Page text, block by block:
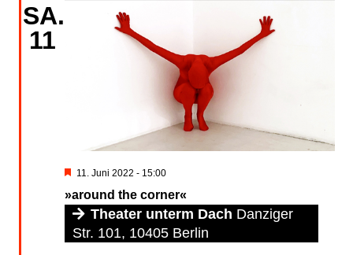
SA.
11
»around the corner«
Hervorgehoben
11. Juni 2022 - 15:00
Theater unterm Dach Danziger
Str. 101, 10405 Berlin